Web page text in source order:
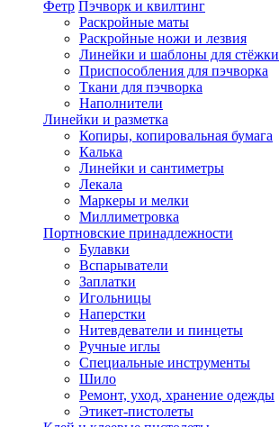
Фетр Пэчворк и квилтинг
Раскройные маты
Раскройные ножи и лезвия
Линейки и шаблоны для стёжки
Приспособления для пэчворка
Ткани для пэчворка
Наполнители
Линейки и разметка
Копиры, копировальная бумага
Калька
Линейки и сантиметры
Лекала
Маркеры и мелки
Миллиметровка
Портновские принадлежности
Булавки
Вспарыватели
Заплатки
Игольницы
Наперстки
Нитевдеватели и пинцеты
Ручные иглы
Специальные инструменты
Шило
Ремонт, уход, хранение одежды
Этикет-пистолеты